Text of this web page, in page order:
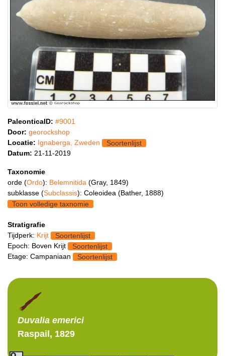
PaleonticaID: #9001
Door: georockshop
Locatie: Ignaberga, Zweden
Soortenlijst
Datum: 21-11-2019
Taxonomie
orde (Ordo): Belemnitida (Gray, 1849)
subklasse (Subclassis): Coleoidea (Bather, 1888)
Toon volledige taxnomie
Stratigrafie
Tijdperk: Krijt
Soortenlijst
Epoch: Boven Krijt
Soortenlijst
Etage: Campaniaan
Soortenlijst
Duvalia emerici
Raspail, 1829